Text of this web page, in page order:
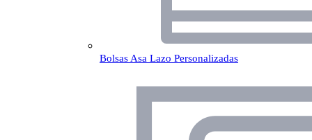
Bolsas Asa Lazo Personalizadas